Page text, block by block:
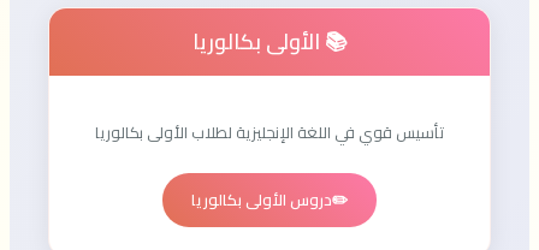
📚 الأولى بكالوريا
تأسيس قوي في اللغة الإنجليزية لطلاب الأولى بكالوريا
✏️دروس الأولى بكالوريا